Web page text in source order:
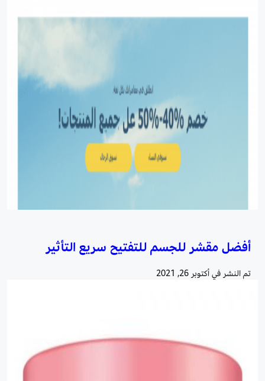
أفضل مقشر للجسم للتفتيح سريع التأثير
تم النشر فيأكتوبر 26, 2021